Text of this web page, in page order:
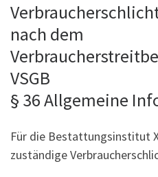
nach dem
VSGB
§ 36 Allgemeine
Für die Bestattungsinstitut
zuständige